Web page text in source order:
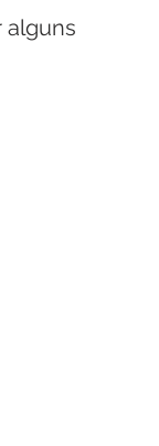
alguns